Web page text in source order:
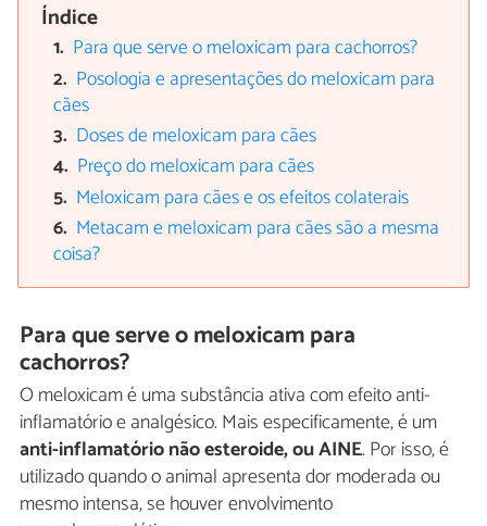
Índice
Para que serve o meloxicam para cachorros?
Posologia e apresentações do meloxicam para
cães
Doses de meloxicam para cães
Preço do meloxicam para cães
Meloxicam para cães e os efeitos colaterais
Metacam e meloxicam para cães são a mesma
coisa?
Para que serve o meloxicam para
cachorros?
O meloxicam é uma substância ativa com efeito anti-
inflamatório e analgésico. Mais especificamente, é um
anti-inflamatório não esteroide, ou AINE. Por isso, é
utilizado quando o animal apresenta dor moderada ou
mesmo intensa, se houver envolvimento